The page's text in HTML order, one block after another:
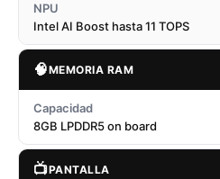
NPU
Intel AI Boost hasta 11 TOPS
🧠MEMORIA RAM
Capacidad
8GB LPDDR5 on board
📺PANTALLA